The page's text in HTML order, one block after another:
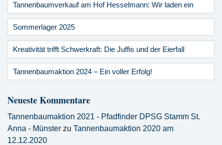
Tannenbaumverkauf am Hof Hesselmann: Wir laden ein
Sommerlager 2025
Kreativität trifft Schwerkraft: Die Juffis und der Eierfall
Tannenbaumaktion 2024 – Ein voller Erfolg!
Neueste Kommentare
Tannenbaumaktion 2021 - Pfadfinder DPSG Stamm St.
Anna - Münster zu Tannenbaumaktion 2020 am
12.12.2020